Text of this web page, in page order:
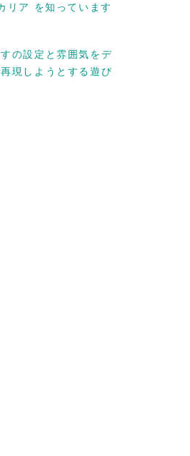
る。
リア を知っています
の設定と雰囲気をデ
現しようとする遊び